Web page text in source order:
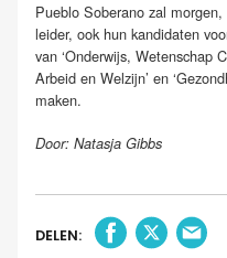
Pueblo Soberano zal
leider, ook hun kandidaten
van ‘Onderwijs, Wetenschap
Arbeid en Welzijn’ en
maken.
Door: Natasja Gibbs
DELEN: